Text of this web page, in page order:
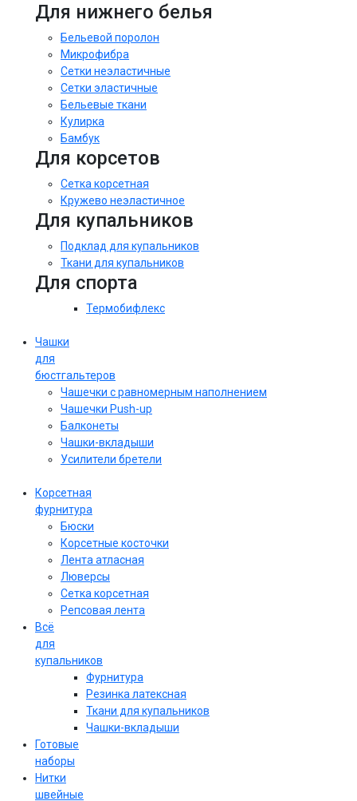
Для нижнего белья
Бельевой поролон
Микрофибра
Сетки неэластичные
Сетки эластичные
Бельевые ткани
Кулирка
Бамбук
Для корсетов
Сетка корсетная
Кружево неэластичное
Для купальников
Подклад для купальников
Ткани для купальников
Для спорта
Термобифлекс
Чашки
для
бюстгальтеров
Чашечки с равномерным наполнением
Чашечки Push-up
Балконеты
Чашки-вкладыши
Усилители бретели
Корсетная
фурнитура
Бюски
Корсетные косточки
Лента атласная
Люверсы
Сетка корсетная
Репсовая лента
Всё
для
купальников
Фурнитура
Резинка латексная
Ткани для купальников
Чашки-вкладыши
Готовые
наборы
Нитки
швейные